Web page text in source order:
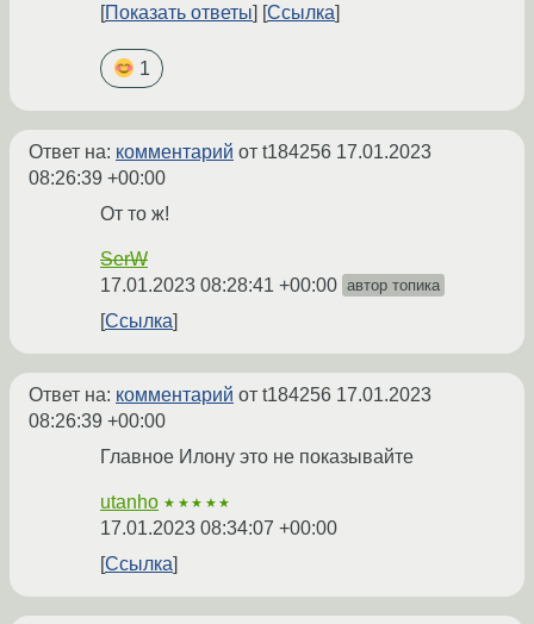
Показать ответы
Ссылка
1
Ответ на: комментарий от t184256 17.01.2023
08:26:39 +00:00
От то ж!
SerW
17.01.2023 08:28:41 +00:00 автор топика
Ссылка
Ответ на: комментарий от t184256 17.01.2023
08:26:39 +00:00
Главное Илону это не показывайте
utanho ★★★★★
17.01.2023 08:34:07 +00:00
Ссылка